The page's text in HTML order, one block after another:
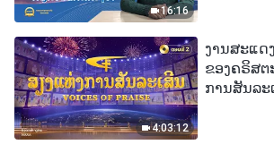
16:16
4:03:12
ງານສະແ
ຂອງຄຣິສຕ
ການສັນລະ